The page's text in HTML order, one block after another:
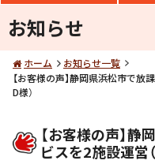
お知らせ
ホーム
お知らせ一覧
【お客様の声】静岡県浜松市で
D様）
【お客様の声】
ビスを2施設運営